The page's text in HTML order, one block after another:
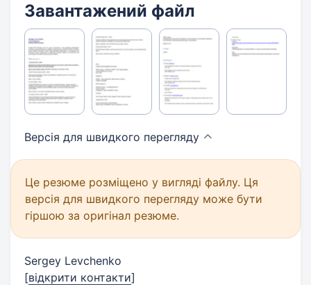
Завантажений файл
Версія для швидкого перегляду
Це резюме розміщено у вигляді файлу. Ця
версія для швидкого перегляду може бути
гіршою за оригінал резюме.
Sergey Levchenko
[відкрити контакти]